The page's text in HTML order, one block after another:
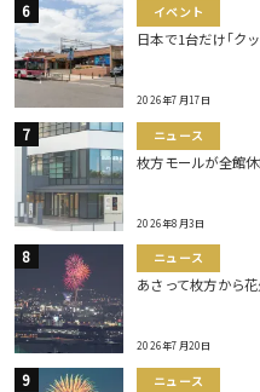
イベント
日本で1台だけ｢ク
2026年7月17日
ニュース
枚方モールが全館
2026年8月3日
ニュース
あさって枚方から
2026年7月20日
ニュース